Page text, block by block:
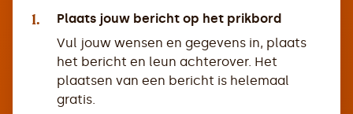
1.
Plaats jouw bericht op het prikbord
Vul jouw wensen en gegevens in, plaats
het bericht en leun achterover. Het
plaatsen van een bericht is helemaal
gratis.